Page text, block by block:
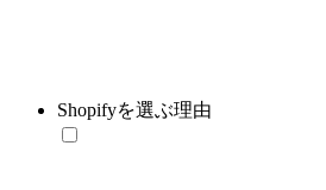
Shopifyを選ぶ理由